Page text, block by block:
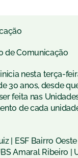
de Comunicação
nesta terça-
30 anos, desde
feita nas
de cada
| ESF Bairro
Amaral Ribeiro